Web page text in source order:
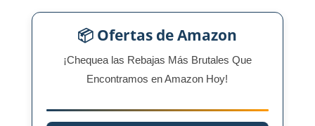
📦 Ofertas de Amazon
¡Chequea las Rebajas Más Brutales Que
Encontramos en Amazon Hoy!